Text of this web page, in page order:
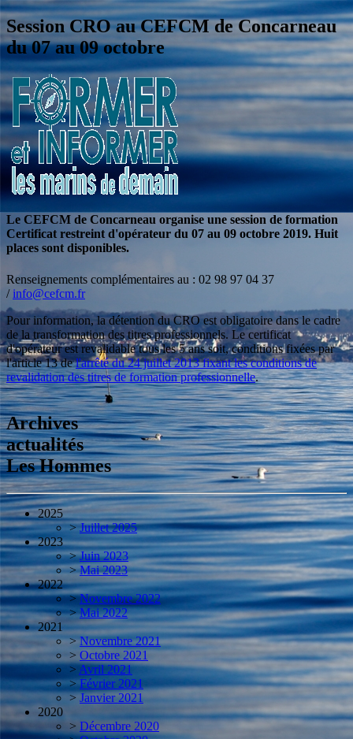
Session CRO au CEFCM de Concarneau
du 07 au 09 octobre
Le CEFCM de Concarneau organise une session de formation
Certificat restreint d'opérateur du 07 au 09 octobre 2019. Huit
places sont disponibles.
Renseignements complémentaires au : 02 98 97 04 37
/ info@cefcm.fr
Pour information, la détention du CRO est obligatoire dans le cadre
de la transformation des titres professionnels. Le certificat
d'opérateur est revalidable tous les 5 ans soit, conditions fixées par
l'article 13 del'arrêté du 24 juillet 2013 fixant les conditions de
revalidation des titres de formation professionnelle.
Archives
actualités
Les Hommes
2025
> Juillet 2025
2023
> Juin 2023
> Mai 2023
2022
> Novembre 2022
> Mai 2022
2021
> Novembre 2021
> Octobre 2021
> Avril 2021
> Février 2021
> Janvier 2021
2020
> Décembre 2020